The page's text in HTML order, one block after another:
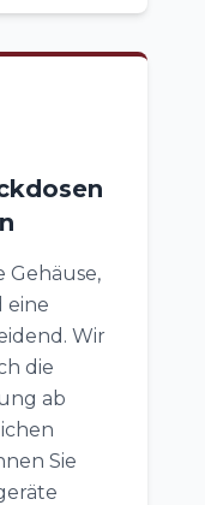
Gehäuse,
eine
Wir
die
ab
Sie